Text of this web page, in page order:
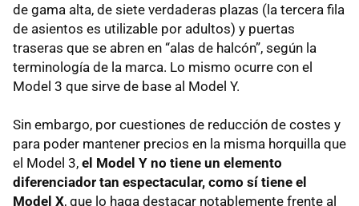
de gama alta, de siete verdaderas plazas (la tercera fila
de asientos es utilizable por adultos) y puertas
traseras que se abren en “alas de halcón”, según la
terminología de la marca. Lo mismo ocurre con el
Model 3 que sirve de base al Model Y.
Sin embargo, por cuestiones de reducción de costes y
para poder mantener precios en la misma horquilla que
el Model 3, el Model Y no tiene un elemento
diferenciador tan espectacular, como sí tiene el
Model X, que lo haga destacar notablemente frente al